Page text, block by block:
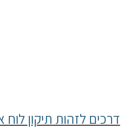
11 דרכים לזהות תיקון